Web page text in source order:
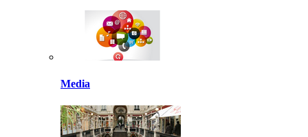
Media